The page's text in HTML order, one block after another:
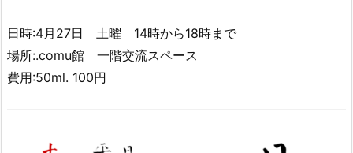
日時:4月27日 土曜 14時から18時まで
場所:.comu館 一階交流スペース
費用:50ml. 100円